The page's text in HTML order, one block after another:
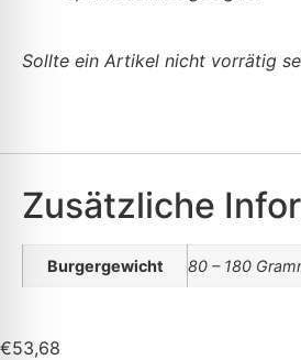
Sollte ein Artikel nicht vorrätig
Zusätzliche
Burgergewicht 80 – 180
€53,68